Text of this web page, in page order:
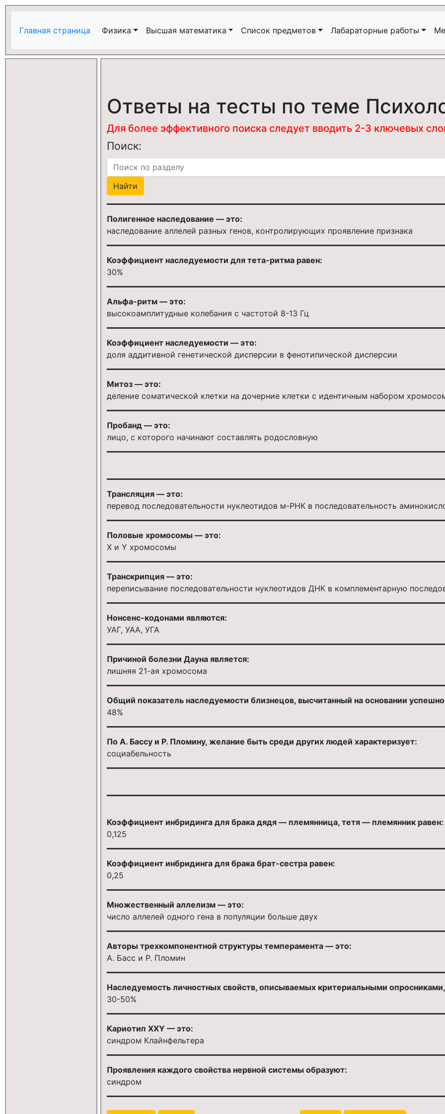
Главная страница Физика Высшая математика Список предметов Лабараторные работы
Ответы на тесты по теме
Для более эффективного поиска следует вводить 2-3 ключевых
Поиск:
Полигенное наследование — это:
наследование аллелей разных генов, контролирующих проявление признака
Коэффициент наследуемости для тета-ритма равен:
30%
Альфа-ритм — это:
высокоамплитудные колебания с частотой 8-13 Гц
Коэффициент наследуемости — это:
доля аддитивной генетической дисперсии в фенотипической дисперсии
Митоз — это:
деление соматической клетки на дочерние клетки с идентичным набором
Пробанд — это:
лицо, с которого начинают составлять родословную
Трансляция — это:
перевод последовательности нуклеотидов м-РНК в последовательность
Половые хромосомы — это:
X и Y хромосомы
Транскрипция — это:
переписывание последовательности нуклеотидов ДНК в комплементарную
Нонсенс-кодонами являются:
УАГ, УАА, УГА
Причиной болезни Дауна является:
лишняя 21-ая хромосома
Общий показатель наследуемости близнецов, высчитанный на основании
48%
По А. Бассу и Р. Пломину, желание быть среди других людей характеризует:
социабельность
Коэффициент инбридинга для брака дядя — племянница, тетя — племянник равен:
0,125
Коэффициент инбридинга для брака брат-сестра равен:
0,25
Множественный аллелизм — это:
число аллелей одного гена в популяции больше двух
Авторы трехкомпонентной структуры темперамента — это:
А. Басс и Р. Пломин
Наследуемость личностных свойств, описываемых критериальными
30-50%
Кариотип ХХY — это:
синдром Клайнфельтера
Проявления каждого свойства нервной системы образуют:
синдром